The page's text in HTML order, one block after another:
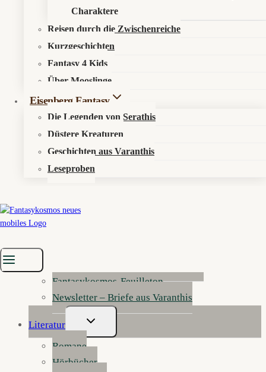
Charaktere
Reisen durch die Zwischenreiche
Kurzgeschichten
Fantasy 4 Kids
Über Mooslinge
Eisenberg Fantasy
Die Legenden von Serathis
Düstere Kreaturen
Geschichten aus Varanthis
Leseproben
Aktuelles
Untermenü
Umschalten
Elyras Sternenorakel
Mirvalis (Fische)
Terradon (Stier)
Sylphar (Zwillinge)
Inferis (Widder)
Aurapis (Jungfrau)
Fantasykosmos-Feuilleton
Newsletter – Briefe aus Varanthis
Literatur
Untermenü
Umschalten
Romane
Hörbücher